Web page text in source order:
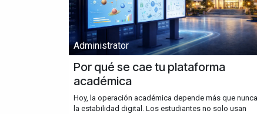
Administrator
Por qué se cae tu plataforma
académica
Hoy, la operación académica depende más que
la estabilidad digital. Los estudiantes no solo usan